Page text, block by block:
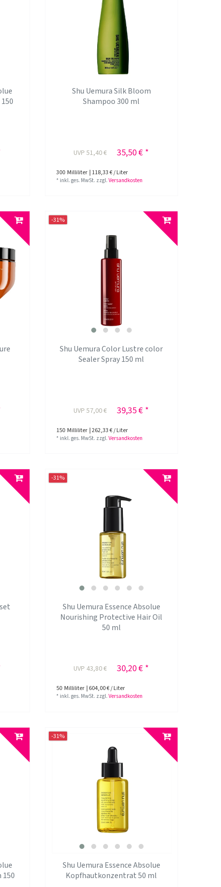
Shu Uemura Silk Bloom
Shampoo 300 ml
UVP 51,40 € 35,50 € *
300 Milliliter | 118,33 € / Liter
* inkl. ges. MwSt. zzgl.Versandkosten
-31%
Shu Uemura Color Lustre color
Sealer Spray 150 ml
UVP 57,00 € 39,35 € *
150 Milliliter | 262,33 € / Liter
* inkl. ges. MwSt. zzgl.Versandkosten
-31%
Shu Uemura Essence Absolue
Nourishing Protective Hair Oil
50 ml
UVP 43,80 € 30,20 € *
50 Milliliter | 604,00 € / Liter
* inkl. ges. MwSt. zzgl.Versandkosten
150
-31%
Shu Uemura Essence Absolue
Kopfhautkonzentrat 50 ml